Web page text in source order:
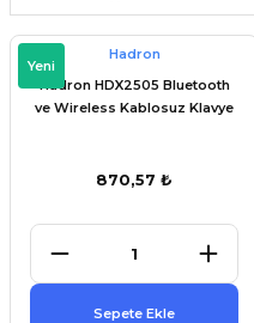
- Çoğaltıcı
Yeni
Hadron
Hadron HDX2505 Bluetooth
ve Wireless Kablosuz Klavye
870,57 ₺
Sepete Ekle